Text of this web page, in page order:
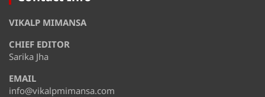
Thursday
August 14
Friday
August 15
Saturday
VIKALP MIMANSA
CHIEF EDITOR
Sarika Jha
EMAIL
info@vikalpmimansa.com